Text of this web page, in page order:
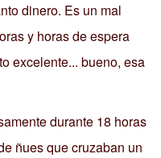
dinero. Es un mal
y horas de espera
excelente... bueno, esa
durante 18 horas
ñues que cruzaban un